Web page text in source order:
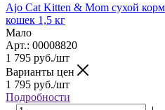
Ajo Cat Kitten & Mom сухой
кошек 1,5 кг
Мало
Арт.: 00008820
1 795 руб./шт
Варианты цен
1 795 руб./шт
Подробности